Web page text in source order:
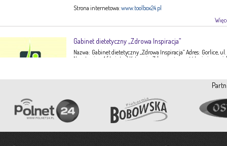
Strona internetowa:www.toolbox24.pl
Gabinet dietetyczny „Zdrowa Inspiracja”
Nazwa: Gabinet dietetyczny „Zdrowa Inspiracja” Adres: Gorlice, ul.
Narutowicza 1 ( I piętro) Kategoria: Zdrowie, żywność Imię i
konsultacje dietetyczne – indywidualne plany żywieniowe dla
dorosłych, dzieci, młodzieży – poradnictwo żywieniowe w
Pracownia Krawiecka A-TEX